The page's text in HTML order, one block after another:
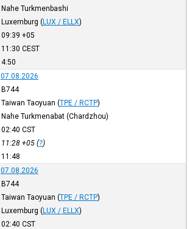
Nahe Turkmenbashi
Luxemburg (LUX / ELLX)
09:39 +05
11:30 CEST
4:50
07.08.2026
B744
Taiwan Taoyuan (TPE / RCTP)
Nahe Turkmenabat (Chardzhou)
02:40 CST
11:28 +05(?)
11:48
07.08.2026
B744
Taiwan Taoyuan (TPE / RCTP)
Luxemburg (LUX / ELLX)
02:40 CST